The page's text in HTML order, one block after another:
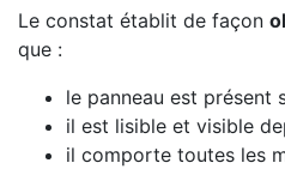
Le constat établit de façon
que :
le panneau est présent
il est lisible et visible
il comporte toutes les